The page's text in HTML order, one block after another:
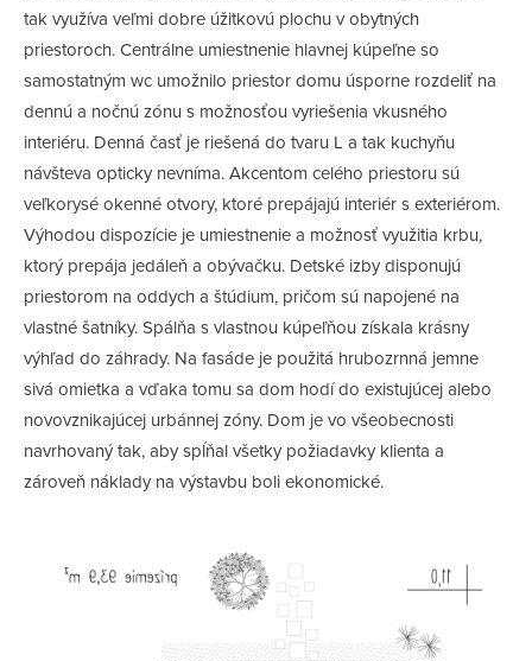
tak využíva veľmi dobre úžitkovú plochu v obytných
priestoroch. Centrálne umiestnenie hlavnej kúpeľne so
samostatným wc umožnilo priestor domu úsporne rozdeliť na
dennú a nočnú zónu s možnosťou vyriešenia vkusného
interiéru. Denná časť je riešená do tvaru L a tak kuchyňu
návšteva opticky nevníma. Akcentom celého priestoru sú
veľkorysé okenné otvory, ktoré prepájajú interiér s exteriérom.
Výhodou dispozície je umiestnenie a možnosť využitia krbu,
ktorý prepája jedáleň a obývačku. Detské izby disponujú
priestorom na oddych a štúdium, pričom sú napojené na
vlastné šatníky. Spálňa s vlastnou kúpeľňou získala krásny
výhľad do záhrady. Na fasáde je použitá hrubozrnná jemne
sivá omietka a vďaka tomu sa dom hodí do existujúcej alebo
novovznikajúcej urbánnej zóny. Dom je vo všeobecnosti
navrhovaný tak, aby spĺňal všetky požiadavky klienta a
zároveň náklady na výstavbu boli ekonomické.